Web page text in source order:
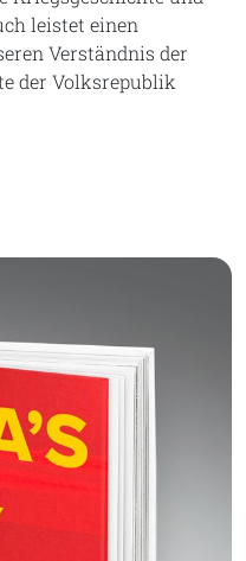
leistet einen
Verständnis der
der Volksrepublik